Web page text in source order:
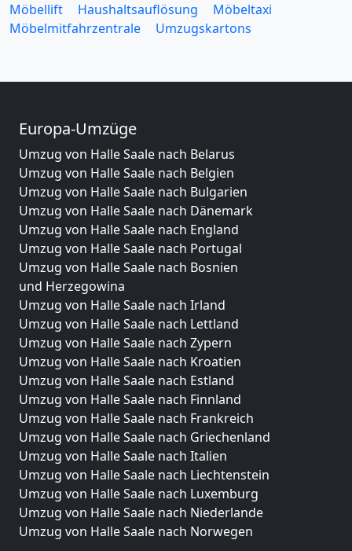
Möbellift
Haushaltsauflösung
Möbeltaxi
Möbelmitfahrzentrale
Umzugskartons
Europa-Umzüge
Umzug von Halle Saale nach Belarus
Umzug von Halle Saale nach Belgien
Umzug von Halle Saale nach Bulgarien
Umzug von Halle Saale nach Dänemark
Umzug von Halle Saale nach England
Umzug von Halle Saale nach Portugal
Umzug von Halle Saale nach Bosnien
und Herzegowina
Umzug von Halle Saale nach Irland
Umzug von Halle Saale nach Lettland
Umzug von Halle Saale nach Zypern
Umzug von Halle Saale nach Kroatien
Umzug von Halle Saale nach Estland
Umzug von Halle Saale nach Finnland
Umzug von Halle Saale nach Frankreich
Umzug von Halle Saale nach Griechenland
Umzug von Halle Saale nach Italien
Umzug von Halle Saale nach Liechtenstein
Umzug von Halle Saale nach Luxemburg
Umzug von Halle Saale nach Niederlande
Umzug von Halle Saale nach Norwegen